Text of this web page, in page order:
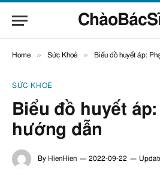
Home » Sức Khoẻ » Biểu đồ huyết áp:
SỨC KHOẺ
Biểu đồ huyết
hướng dẫn
By HienHien 2022-09-22